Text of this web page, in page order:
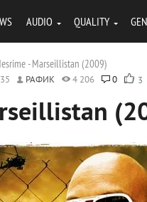
AUDIO QUALITY
- Marseillistan (2009)
РАФИК 4 206 0 3